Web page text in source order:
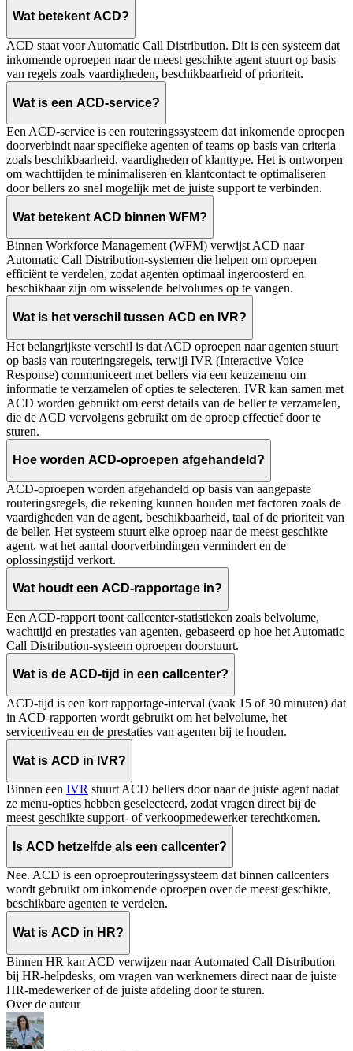
Wat betekent ACD?
ACD staat voor Automatic Call Distribution. Dit is een systeem dat
inkomende oproepen naar de meest geschikte agent stuurt op basis
van regels zoals vaardigheden, beschikbaarheid of prioriteit.
Wat is een ACD-service?
Een ACD-service is een routeringssysteem dat inkomende oproepen
doorverbindt naar specifieke agenten of teams op basis van criteria
zoals beschikbaarheid, vaardigheden of klanttype. Het is ontworpen
om wachttijden te minimaliseren en klantcontact te optimaliseren
door bellers zo snel mogelijk met de juiste support te verbinden.
Wat betekent ACD binnen WFM?
Binnen Workforce Management (WFM) verwijst ACD naar
Automatic Call Distribution-systemen die helpen om oproepen
efficiënt te verdelen, zodat agenten optimaal ingeroosterd en
beschikbaar zijn om wisselende belvolumes op te vangen.
Wat is het verschil tussen ACD en IVR?
Het belangrijkste verschil is dat ACD oproepen naar agenten stuurt
op basis van routeringsregels, terwijl IVR (Interactive Voice
Response) communiceert met bellers via een keuzemenu om
informatie te verzamelen of opties te selecteren. IVR kan samen met
ACD worden gebruikt om eerst details van de beller te verzamelen,
die de ACD vervolgens gebruikt om de oproep effectief door te
sturen.
Hoe worden ACD-oproepen afgehandeld?
ACD-oproepen worden afgehandeld op basis van aangepaste
routeringsregels, die rekening kunnen houden met factoren zoals de
vaardigheden van de agent, beschikbaarheid, taal of de prioriteit van
de beller. Het systeem stuurt elke oproep naar de meest geschikte
agent, wat het aantal doorverbindingen vermindert en de
oplossingstijd verkort.
Wat houdt een ACD-rapportage in?
Een ACD-rapport toont callcenter-statistieken zoals belvolume,
wachttijd en prestaties van agenten, gebaseerd op hoe het Automatic
Call Distribution-systeem oproepen doorstuurt.
Wat is de ACD-tijd in een callcenter?
ACD-tijd is een kort rapportage-interval (vaak 15 of 30 minuten) dat
in ACD-rapporten wordt gebruikt om het belvolume, het
serviceniveau en de prestaties van agenten bij te houden.
Wat is ACD in IVR?
Binnen een IVR stuurt ACD bellers door naar de juiste agent nadat
ze menu-opties hebben geselecteerd, zodat vragen direct bij de
meest geschikte support- of verkoopmedewerker terechtkomen.
Is ACD hetzelfde als een callcenter?
Nee. ACD is een oproeprouteringssysteem dat binnen callcenters
wordt gebruikt om inkomende oproepen over de meest geschikte,
beschikbare agenten te verdelen.
Wat is ACD in HR?
Binnen HR kan ACD verwijzen naar Automated Call Distribution
bij HR-helpdesks, om vragen van werknemers direct naar de juiste
HR-medewerker of de juiste afdeling door te sturen.
Over de auteur